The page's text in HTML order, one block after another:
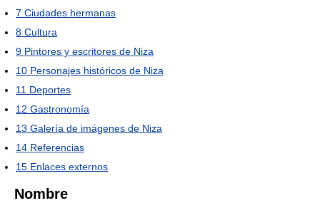
7 Ciudades hermanas
8 Cultura
9 Pintores y escritores de Niza
10 Personajes históricos de Niza
11 Deportes
12 Gastronomía
13 Galería de imágenes de Niza
14 Referencias
15 Enlaces externos
Nombre